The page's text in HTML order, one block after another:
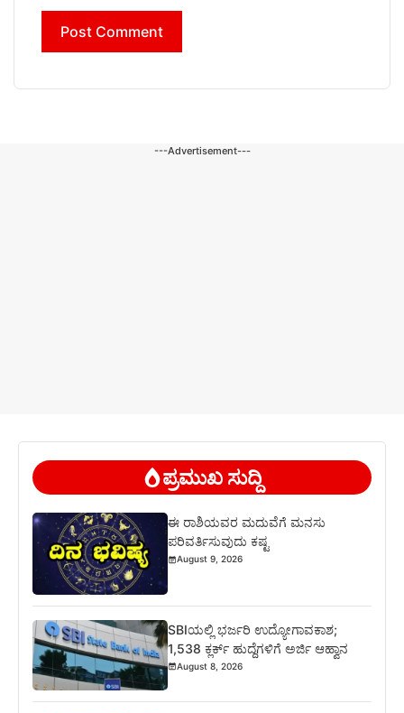
---Advertisement---
ಪ್ರಮುಖ ಸುದ್ದಿ
ಈ ರಾಶಿಯವರ ಮದುವೆಗೆ ಮನಸು
ಪರಿವರ್ತಿಸುವುದು ಕಷ್ಟ
August 9, 2026
SBIಯಲ್ಲಿ ಭರ್ಜರಿ ಉದ್ಯೋಗಾವಕಾಶ;
1,538 ಕ್ಲರ್ಕ್ ಹುದ್ದೆಗಳಿಗೆ ಅರ್ಜಿ ಆಹ್ವಾನ
August 8, 2026